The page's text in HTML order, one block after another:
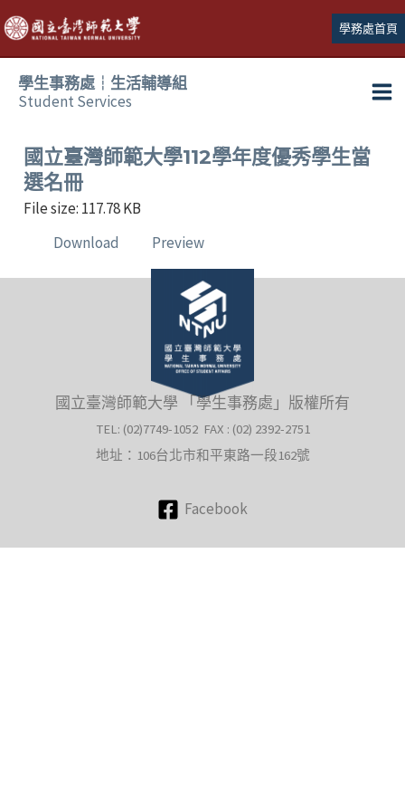
跳
至
主
學務處首頁
學生事務處┆生活輔導組
Student Services
國立臺灣師範大學112學年度優秀學生當
選名冊
File size: 117.78 KB
Download
Preview
國立臺灣師範大學 「學生事務處」版權所有
TEL: (02)7749-1052 FAX : (02) 2392-2751
地址：106台北市和平東路一段162號
Facebook